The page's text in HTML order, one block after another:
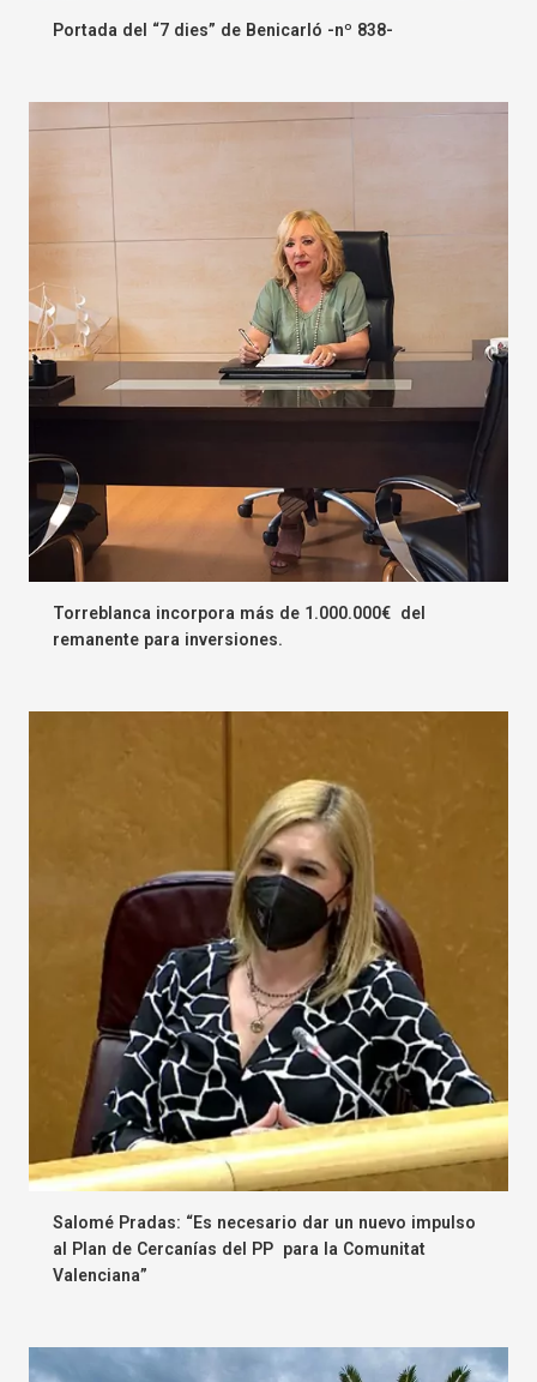
Portada del “7 dies” de Benicarló -nº 838-
Torreblanca incorpora más de 1.000.000€ del
remanente para inversiones.
Salomé Pradas: “Es necesario dar un nuevo impulso
al Plan de Cercanías del PP para la Comunitat
Valenciana”